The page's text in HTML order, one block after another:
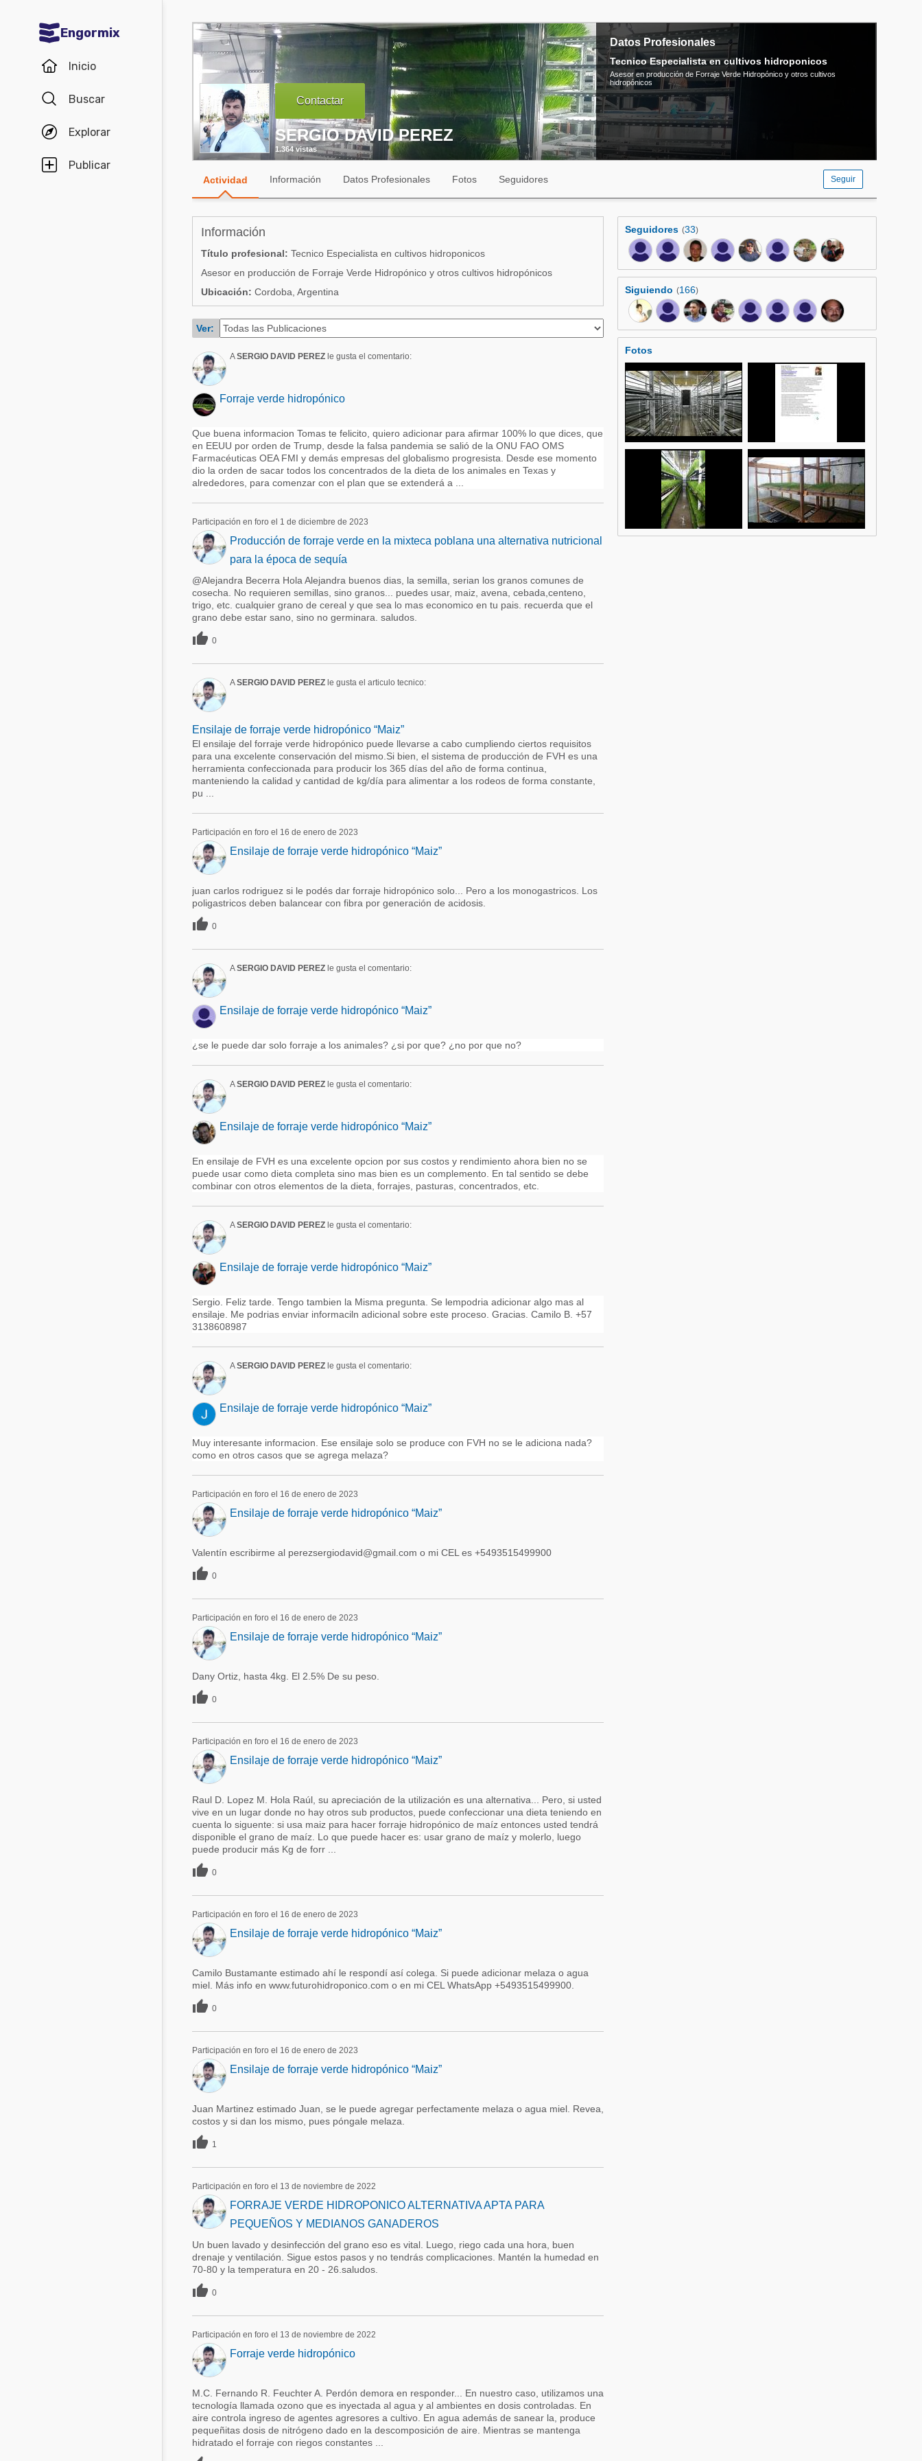
Engormix
Inicio
Buscar
Explorar
Publicar
Comunidades en español
Balanceados - Piensos
Avicultura
Ganadería
Porcicultura
Comunidades en inglés
Acuacultura
Micotoxinas
Avicultura
Porcicultura
Balanceados - Piensos
Comunidades en portugués
Micotoxinas
Avicultura
Porcicultura
Ganadería
Lechería
Contactar
SERGIO DAVID PEREZ
1.364 vistas
Datos Profesionales
Tecnico Especialista en cultivos hidroponicos
Asesor en producción de Forraje Verde Hidropónico y otros cultivos
hidropónicos
Actividad Información Datos Profesionales Fotos Seguidores Seguir
Información
Título profesional: Tecnico Especialista en cultivos hidroponicos
Asesor en producción de Forraje Verde Hidropónico y otros cultivos hidropónicos
Ubicación: Cordoba, Argentina
Ver:
ASERGIO DAVID PEREZle gusta el comentario:
Forraje verde hidropónico
Que buena informacion Tomas te felicito, quiero adicionar para afirmar 100% lo que dices, que
en EEUU por orden de Trump, desde la falsa pandemia se salió de la ONU FAO OMS
Farmacéuticas OEA FMI y demás empresas del globalismo progresista. Desde ese momento
dio la orden de sacar todos los concentrados de la dieta de los animales en Texas y
alrededores, para comenzar con el plan que se extenderá a ...
Participación en foro el 1 de diciembre de 2023
Producción de forraje verde en la mixteca poblana una alternativa nutricional
para la época de sequía
@Alejandra Becerra Hola Alejandra buenos dias, la semilla, serian los granos comunes de
cosecha. No requieren semillas, sino granos... puedes usar, maiz, avena, cebada,centeno,
trigo, etc. cualquier grano de cereal y que sea lo mas economico en tu pais. recuerda que el
grano debe estar sano, sino no germinara. saludos.
 0
ASERGIO DAVID PEREZle gusta el articulo tecnico:
Ensilaje de forraje verde hidropónico “Maiz”
El ensilaje del forraje verde hidropónico puede llevarse a cabo cumpliendo ciertos requisitos
para una excelente conservación del mismo.Si bien, el sistema de producción de FVH es una
herramienta confeccionada para producir los 365 días del año de forma continua,
manteniendo la calidad y cantidad de kg/día para alimentar a los rodeos de forma constante,
pu ...
Participación en foro el 16 de enero de 2023
Ensilaje de forraje verde hidropónico “Maiz”
juan carlos rodriguez si le podés dar forraje hidropónico solo... Pero a los monogastricos. Los
poligastricos deben balancear con fibra por generación de acidosis.
 0
ASERGIO DAVID PEREZle gusta el comentario:
Ensilaje de forraje verde hidropónico “Maiz”
¿se le puede dar solo forraje a los animales? ¿si por que? ¿no por que no?
ASERGIO DAVID PEREZle gusta el comentario:
Ensilaje de forraje verde hidropónico “Maiz”
En ensilaje de FVH es una excelente opcion por sus costos y rendimiento ahora bien no se
puede usar como dieta completa sino mas bien es un complemento. En tal sentido se debe
combinar con otros elementos de la dieta, forrajes, pasturas, concentrados, etc.
ASERGIO DAVID PEREZle gusta el comentario:
Ensilaje de forraje verde hidropónico “Maiz”
Sergio. Feliz tarde. Tengo tambien la Misma pregunta. Se lempodria adicionar algo mas al
ensilaje. Me podrias enviar informaciln adicional sobre este proceso. Gracias. Camilo B. +57
3138608987
ASERGIO DAVID PEREZle gusta el comentario:
Ensilaje de forraje verde hidropónico “Maiz”
Muy interesante informacion. Ese ensilaje solo se produce con FVH no se le adiciona nada?
como en otros casos que se agrega melaza?
Participación en foro el 16 de enero de 2023
Ensilaje de forraje verde hidropónico “Maiz”
Valentín escribirme al perezsergiodavid@gmail.com o mi CEL es +5493515499900
 0
Participación en foro el 16 de enero de 2023
Ensilaje de forraje verde hidropónico “Maiz”
Dany Ortiz, hasta 4kg. El 2.5% De su peso.
 0
Participación en foro el 16 de enero de 2023
Ensilaje de forraje verde hidropónico “Maiz”
Raul D. Lopez M. Hola Raúl, su apreciación de la utilización es una alternativa... Pero, si usted
vive en un lugar donde no hay otros sub productos, puede confeccionar una dieta teniendo en
cuenta lo siguente: si usa maiz para hacer forraje hidropónico de maíz entonces usted tendrá
disponible el grano de maíz. Lo que puede hacer es: usar grano de maíz y molerlo, luego
puede producir más Kg de forr ...
 0
Participación en foro el 16 de enero de 2023
Ensilaje de forraje verde hidropónico “Maiz”
Camilo Bustamante estimado ahí le respondí así colega. Si puede adicionar melaza o agua
miel. Más info en www.futurohidroponico.com o en mi CEL WhatsApp +5493515499900.
 0
Participación en foro el 16 de enero de 2023
Ensilaje de forraje verde hidropónico “Maiz”
Juan Martinez estimado Juan, se le puede agregar perfectamente melaza o agua miel. Revea,
costos y si dan los mismo, pues póngale melaza.
 1
Participación en foro el 13 de noviembre de 2022
FORRAJE VERDE HIDROPONICO ALTERNATIVA APTA PARA
PEQUEÑOS Y MEDIANOS GANADEROS
Un buen lavado y desinfección del grano eso es vital. Luego, riego cada una hora, buen
drenaje y ventilación. Sigue estos pasos y no tendrás complicaciones. Mantén la humedad en
70-80 y la temperatura en 20 - 26.saludos.
 0
Participación en foro el 13 de noviembre de 2022
Forraje verde hidropónico
M.C. Fernando R. Feuchter A. Perdón demora en responder... En nuestro caso, utilizamos una
tecnología llamada ozono que es inyectada al agua y al ambientes en dosis controladas. En
aire controla ingreso de agentes agresores a cultivo. En agua además de sanear la, produce
pequeñitas dosis de nitrógeno dado en la descomposición de aire. Mientras se mantenga
hidratado el forraje con riegos constantes ...
Seguidores (33)
Siguiendo (166)
Fotos